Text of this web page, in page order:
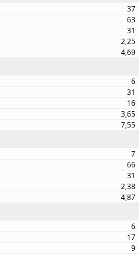
37
63
31
2,25
4,69
6
31
16
3,65
7,55
7
66
31
2,38
4,87
6
17
9